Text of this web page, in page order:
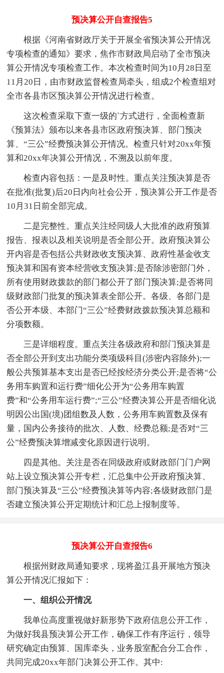
预决算公开自查报告5
根据《河南省财政厅关于开展全省预决算公开情况
专项检查的通知》要求，焦作市财政局启动了全市预决
算公开情况专项检查工作。本次检查时间为10月28日至
11月20日，由市财政监督检查局牵头，组成2个检查组对
全市各县市区预决算公开情况进行检查。
这次检查采取下查一级的`方式进行，全面检查新
《预算法》颁布以来各县市区政府预决算、部门预决
算、“三公”经费预决算公开情况。检查只针对20xx年预
算和20xx年决算公开情况，不溯及以前年度。
检查内容包括：一是及时性。重点关注预决算是否
在批准(批复)后20日内向社会公开，预决算公开工作是否
10月31日前全部完成。
二是完整性。重点关注经同级人大批准的政府预算
报告、报表以及相关说明是否全部公开。政府预决算公
开内容是否包括公共财政收支预决算、政府性基金收支
预决算和国有资本经营收支预决算;是否除涉密部门外，
所有使用财政拨款的部门都公开了部门预决算;是否将同
级财政部门批复的预决算表全部公开。各级、各部门是
否公开本级、本部门“三公”经费财政拨款预决算总额和
分项数额。
三是详细程度。重点关注各级政府和部门预决算是
否全部公开到支出功能分类项级科目(涉密内容除外);一
般公共预算基本支出是否已经按经济分类公开;是否将“公
务用车购置和运行费”细化公开为“公务用车购置
费”和“公务用车运行费”;“三公”经费决算公开是否细化说
明因公出国(境)团组数及人数，公务用车购置数及保有
量，国内公务接待的批次、人数、经费总额;是否对“三
公”经费预决算增减变化原因进行说明。
四是其他。关注是否在同级政府或财政部门门户网
站上设立预决算公开专栏，汇总集中公开政府预决算、
部门预决算及“三公”经费预决算等内容;各级财政部门是
否建立预决算公开定期统计和汇总上报制度等。
预决算公开自查报告6
根据州财政局通知要求，现将盈江县开展地方预决
算公开情况汇报如下：
一、组织公开情况
我单位高度重视做好新形势下政府信息公开工作，
为做好我县预决算公开工作，确保工作有序运行，领导
研究确定由预算、国库牵头，业务股室配合分工合作，
共同完成20xx年部门决算公开工作。其中: